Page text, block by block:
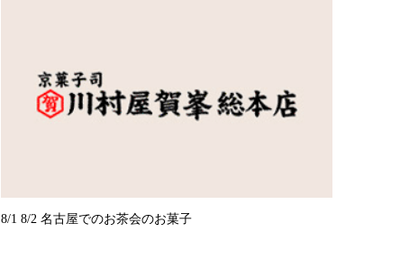
8/1 8/2 名古屋でのお茶会のお菓子